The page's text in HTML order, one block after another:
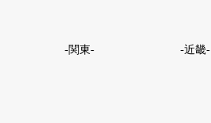
-関東- -近畿-